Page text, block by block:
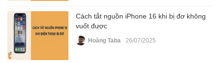
Cách tắt nguồn iPhone 16 khi bị đơ không
vuốt được
Hoàng Taba 26/07/2025